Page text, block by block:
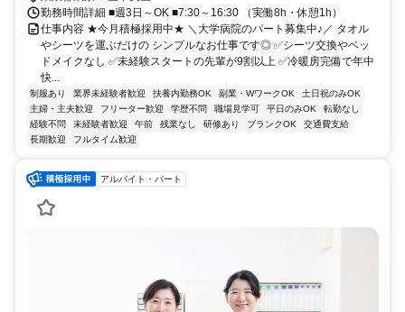
勤務時間詳細 ■週3日～OK ■7:30～16:30 （実働8h・休憩1h）
仕事内容 ★今月積極採用中★ ＼大学病院のパート募集中♪／ タオル
やシーツを運ぶだけの シンプルなお仕事です◎ ✅シーツ交換やベッ
ドメイクなし ✅未経験スタートの先輩が9割以上 ✅冷暖房完備で年中
快...
制服あり 業界未経験者歓迎 扶養内勤務OK 副業・WワークOK
土日祝のみOK
主婦・主夫歓迎
フリーター歓迎 学歴不問 職場見学可 平日のみOK
転勤なし
経験不問
未経験者歓迎 午前 残業なし 研修あり ブランクOK
交通費支給
長期歓迎
フルタイム歓迎
アルバイト・パート